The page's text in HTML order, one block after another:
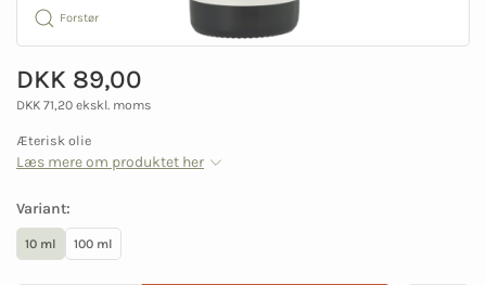
Forstør
DKK 89,00
DKK 71,20 ekskl. moms
Æterisk olie
Læs mere om produktet her
Variant:
10 ml 100 ml